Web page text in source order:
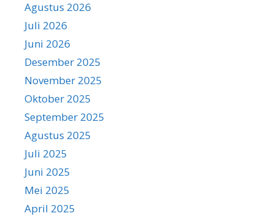
Agustus 2026
Juli 2026
Juni 2026
Desember 2025
November 2025
Oktober 2025
September 2025
Agustus 2025
Juli 2025
Juni 2025
Mei 2025
April 2025